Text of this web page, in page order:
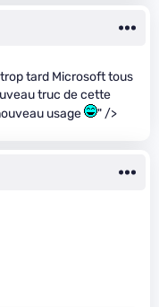
tard Microsoft tous
truc de cette
usage
" />